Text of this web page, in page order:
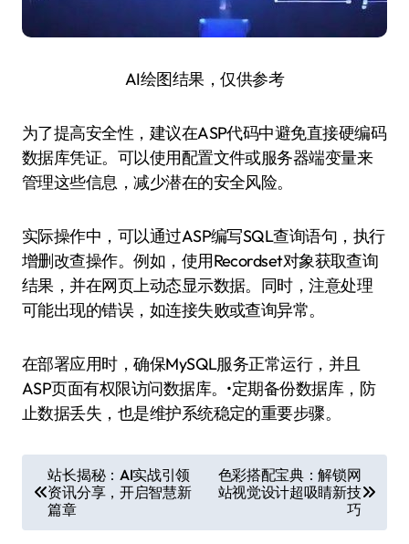
AI绘图结果，仅供参考
为了提高安全性，建议在ASP代码中避免直接硬编码
数据库凭证。可以使用配置文件或服务器端变量来
管理这些信息，减少潜在的安全风险。
实际操作中，可以通过ASP编写SQL查询语句，执行
增删改查操作。例如，使用Recordset对象获取查询
结果，并在网页上动态显示数据。同时，注意处理
可能出现的错误，如连接失败或查询异常。
在部署应用时，确保MySQL服务正常运行，并且
ASP页面有权限访问数据库。•定期备份数据库，防
止数据丢失，也是维护系统稳定的重要步骤。
章
导
站长揭秘：AI实战引领
资讯分享，开启智慧新
篇章
色彩搭配宝典：解锁网
站视觉设计超吸睛新技
巧